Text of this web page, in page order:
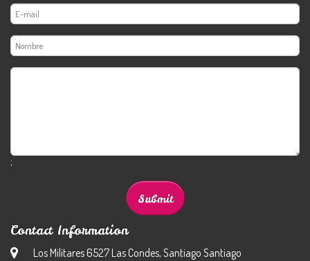
;
Contact Information
Los Militares 6527 Las Condes, Santiago Santiago